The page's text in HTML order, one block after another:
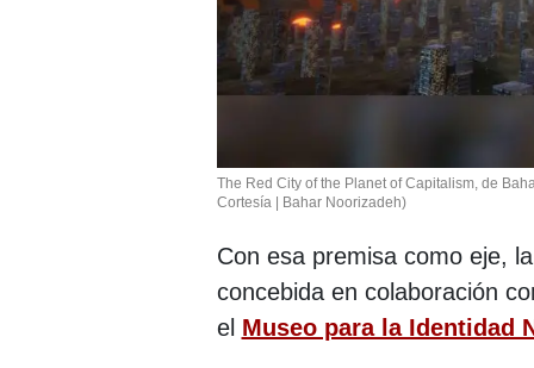
The Red City of the Planet of Capitalism, de
Cortesía | Bahar Noorizadeh)
Con esa premisa como eje,
concebida en colaboración
el Museo para la Identidad